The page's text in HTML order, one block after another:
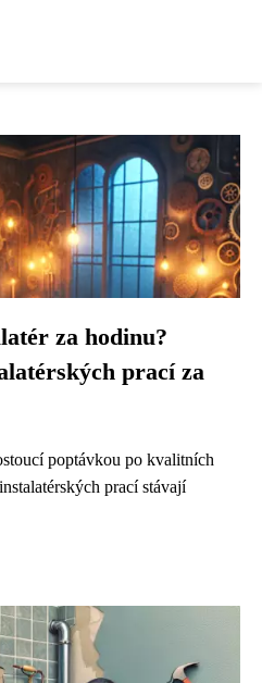
za hodinu?
prací za
poptávkou po kvalitních
prací stávají